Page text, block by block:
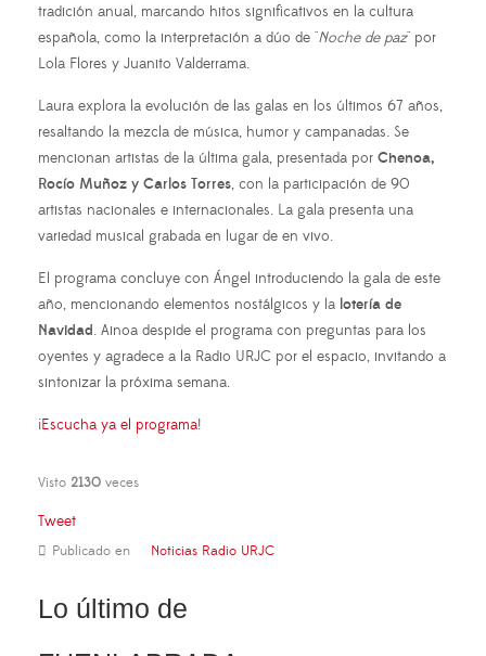
tradición anual, marcando hitos significativos en la cultura
española, como la interpretación a dúo de "Noche de paz" por
Lola Flores y Juanito Valderrama.
Laura explora la evolución de las galas en los últimos 67 años,
resaltando la mezcla de música, humor y campanadas. Se
mencionan artistas de la última gala, presentada por Chenoa,
Rocío Muñoz y Carlos Torres, con la participación de 90
artistas nacionales e internacionales. La gala presenta una
variedad musical grabada en lugar de en vivo.
El programa concluye con Ángel introduciendo la gala de este
año, mencionando elementos nostálgicos y la lotería de
Navidad. Ainoa despide el programa con preguntas para los
oyentes y agradece a la Radio URJC por el espacio, invitando a
sintonizar la próxima semana.
¡Escucha ya el programa!
Visto 2130 veces
Tweet
Publicado en Noticias Radio URJC
Lo último de